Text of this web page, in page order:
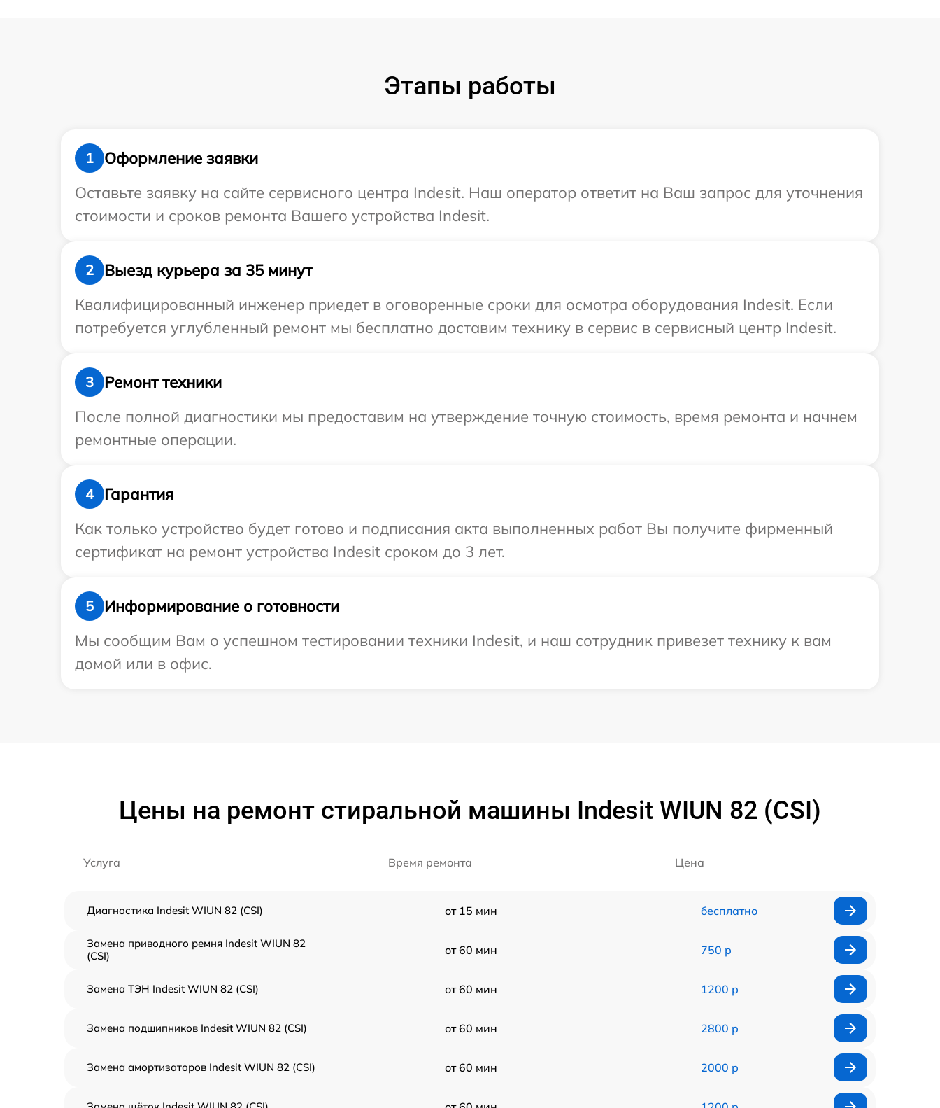
Этапы работы
1
Оформление заявки
Оставьте заявку на сайте сервисного центра Indesit. Наш оператор ответит на Ваш запрос для уточнения
стоимости и сроков ремонта Вашего устройства Indesit.
2
Выезд курьера за 35 минут
Квалифицированный инженер приедет в оговоренные сроки для осмотра оборудования Indesit. Если
потребуется углубленный ремонт мы бесплатно доставим технику в сервис в сервисный центр Indesit.
3
Ремонт техники
После полной диагностики мы предоставим на утверждение точную стоимость, время ремонта и начнем
ремонтные операции.
4
Гарантия
Как только устройство будет готово и подписания акта выполненных работ Вы получите фирменный
сертификат на ремонт устройства Indesit сроком до 3 лет.
5
Информирование о готовности
Мы сообщим Вам о успешном тестировании техники Indesit, и наш сотрудник привезет технику к вам
домой или в офис.
Цены на ремонт стиральной машины Indesit WIUN 82 (CSI)
Услуга Время ремонта Цена
Диагностика Indesit WIUN 82 (CSI) от 15 мин бесплатно
Замена приводного ремня Indesit WIUN 82
(CSI)
от 60 мин 750 р
Замена ТЭН Indesit WIUN 82 (CSI) от 60 мин 1200 р
Замена подшипников Indesit WIUN 82 (CSI) от 60 мин 2800 р
Замена амортизаторов Indesit WIUN 82 (CSI) от 60 мин 2000 р